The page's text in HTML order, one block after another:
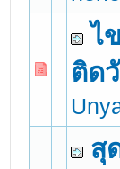
ไ
ติด
0
สุ